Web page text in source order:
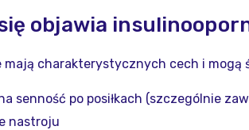
objawia
mają charakterystycznych cech i mogą
senność po posiłkach (szczególnie
nastroju